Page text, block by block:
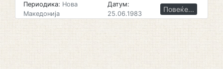
Периодика: Нова
Македонија
Датум:
25.06.1983
Повеќе...